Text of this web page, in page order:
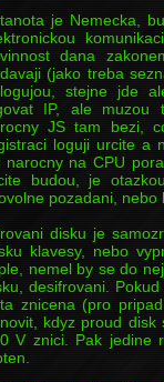
je Nemecka,
dana
(jako treba
stejne jde
IP, ale muzou
JS tam bezi,
loguji urcite a
narocny na CPU
budou, je
pozadani,
disku je
klavesy, nebo
nemel by se do
desifrovani.
znicena (pro
kdyz proud
V znici. Pak jedine